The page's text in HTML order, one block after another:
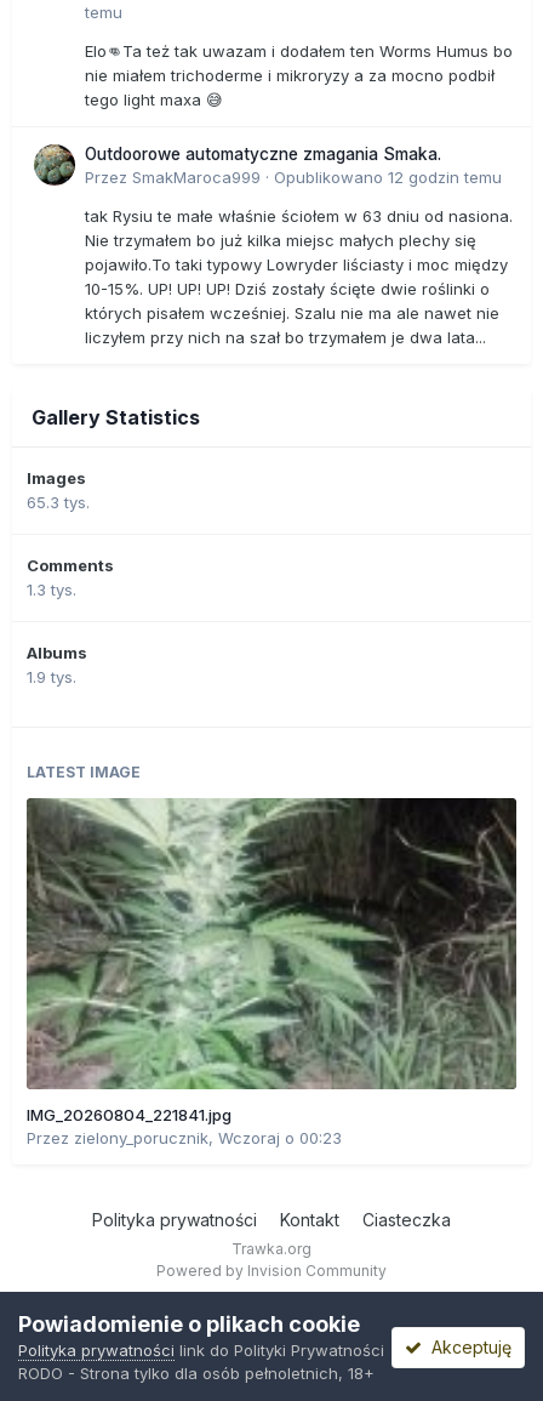
temu
Elo👊Ta też tak uwazam i dodałem ten Worms Humus bo
nie miałem trichoderme i mikroryzy a za mocno podbił
tego light maxa 😅
Outdoorowe automatyczne zmagania Smaka.
Przez SmakMaroca999 · Opublikowano 12 godzin temu
tak Rysiu te małe właśnie ściołem w 63 dniu od nasiona.
Nie trzymałem bo już kilka miejsc małych plechy się
pojawiło.To taki typowy Lowryder liściasty i moc między
10-15%. UP! UP! UP! Dziś zostały ścięte dwie roślinki o
których pisałem wcześniej. Szalu nie ma ale nawet nie
liczyłem przy nich na szał bo trzymałem je dwa lata...
Gallery Statistics
Images
65.3 tys.
Comments
1.3 tys.
Albums
1.9 tys.
LATEST IMAGE
IMG_20260804_221841.jpg
Przez zielony_porucznik, Wczoraj o 00:23
Polityka prywatności Kontakt Ciasteczka
Trawka.org
Powered by Invision Community
Powiadomienie o plikach cookie
Polityka prywatności link do Polityki Prywatności
RODO - Strona tylko dla osób pełnoletnich, 18+
Akceptuję